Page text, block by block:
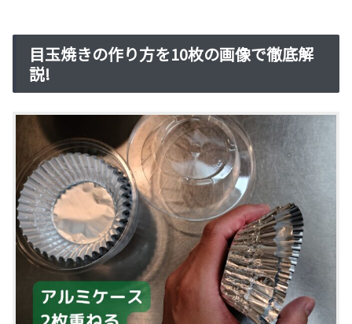
目玉焼きの作り方を10枚の画像で徹底解
説!